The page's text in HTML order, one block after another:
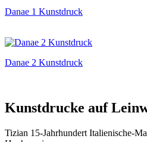
Danae 1 Kunstdruck
Danae 2 Kunstdruck
Kunstdrucke auf
Tizian 15-Jahrhundert Italienische-